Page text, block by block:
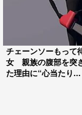
チェーンソーもって
女 親族の腹部を突
た理由に“心当たり...